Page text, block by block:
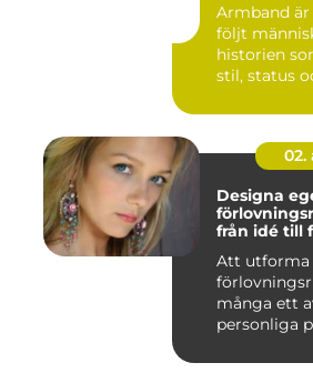
Armband
följt
historien
stil, status
02.
Designa
från idé till
Att utforma
många ett
personliga